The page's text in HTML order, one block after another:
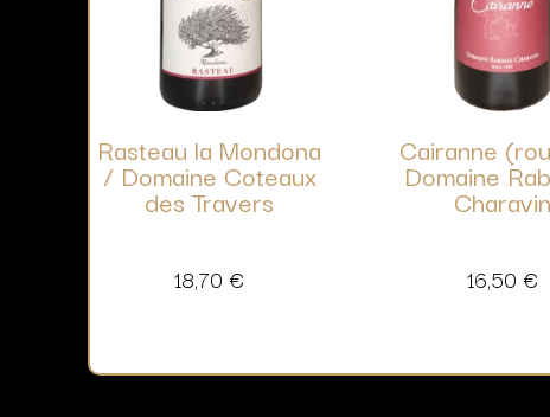
Rasteau la Mondona
/ Domaine Coteaux
des Travers
18,70 €
Cairanne
Domaine
Charavin
16,50 €